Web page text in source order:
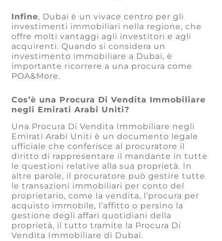
Infine, Dubai è un vivace centro per gli
investimenti immobiliari nella regione, che
offre molti vantaggi agli investitori e agli
acquirenti. Quando si considera un
investimento immobiliare a Dubai, è
importante ricorrere a una procura come
POA&More.
Cos’è una Procura Di Vendita Immobiliare
negli Emirati Arabi Uniti?
Una Procura Di Vendita Immobiliare negli
Emirati Arabi Uniti è un documento legale
ufficiale che conferisce al procuratore il
diritto di rappresentare il mandante in tutte
le questioni relative alla sua proprietà. In
altre parole, il procuratore può gestire tutte
le transazioni immobiliari per conto del
proprietario, come la vendita, l’procura per
acquisto immobile, l’affitto o persino la
gestione degli affari quotidiani della
proprietà, il tutto tramite la Procura Di
Vendita Immobiliare di Dubai.